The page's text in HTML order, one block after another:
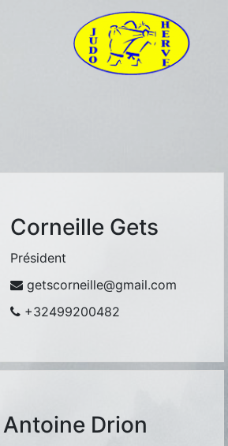
Corneille Gets
Président
getscorneille@gmail.com
+32499200482
Antoine Drion